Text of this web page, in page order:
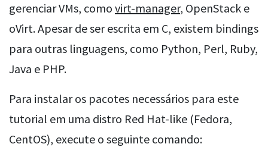
gerenciar VMs, como virt-manager, OpenStack e
oVirt. Apesar de ser escrita em C, existem bindings
para outras linguagens, como Python, Perl, Ruby,
Java e PHP.
Para instalar os pacotes necessários para este
tutorial em uma distro Red Hat-like (Fedora,
CentOS), execute o seguinte comando: